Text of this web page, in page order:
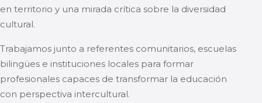
en territorio y una mirada crítica sobre la diversidad
cultural.
Trabajamos junto a referentes comunitarios, escuelas
bilingües e instituciones locales para formar
profesionales capaces de transformar la educación
con perspectiva intercultural.